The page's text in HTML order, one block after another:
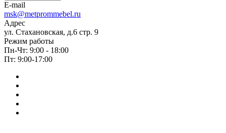
E-mail
msk@metprommebel.ru
Адрес
ул. Стахановская, д.6 стр. 9
Режим работы
Пн-Чт: 9:00 - 18:00
Пт: 9:00-17:00